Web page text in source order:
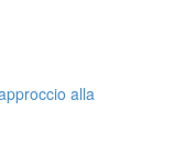
alla